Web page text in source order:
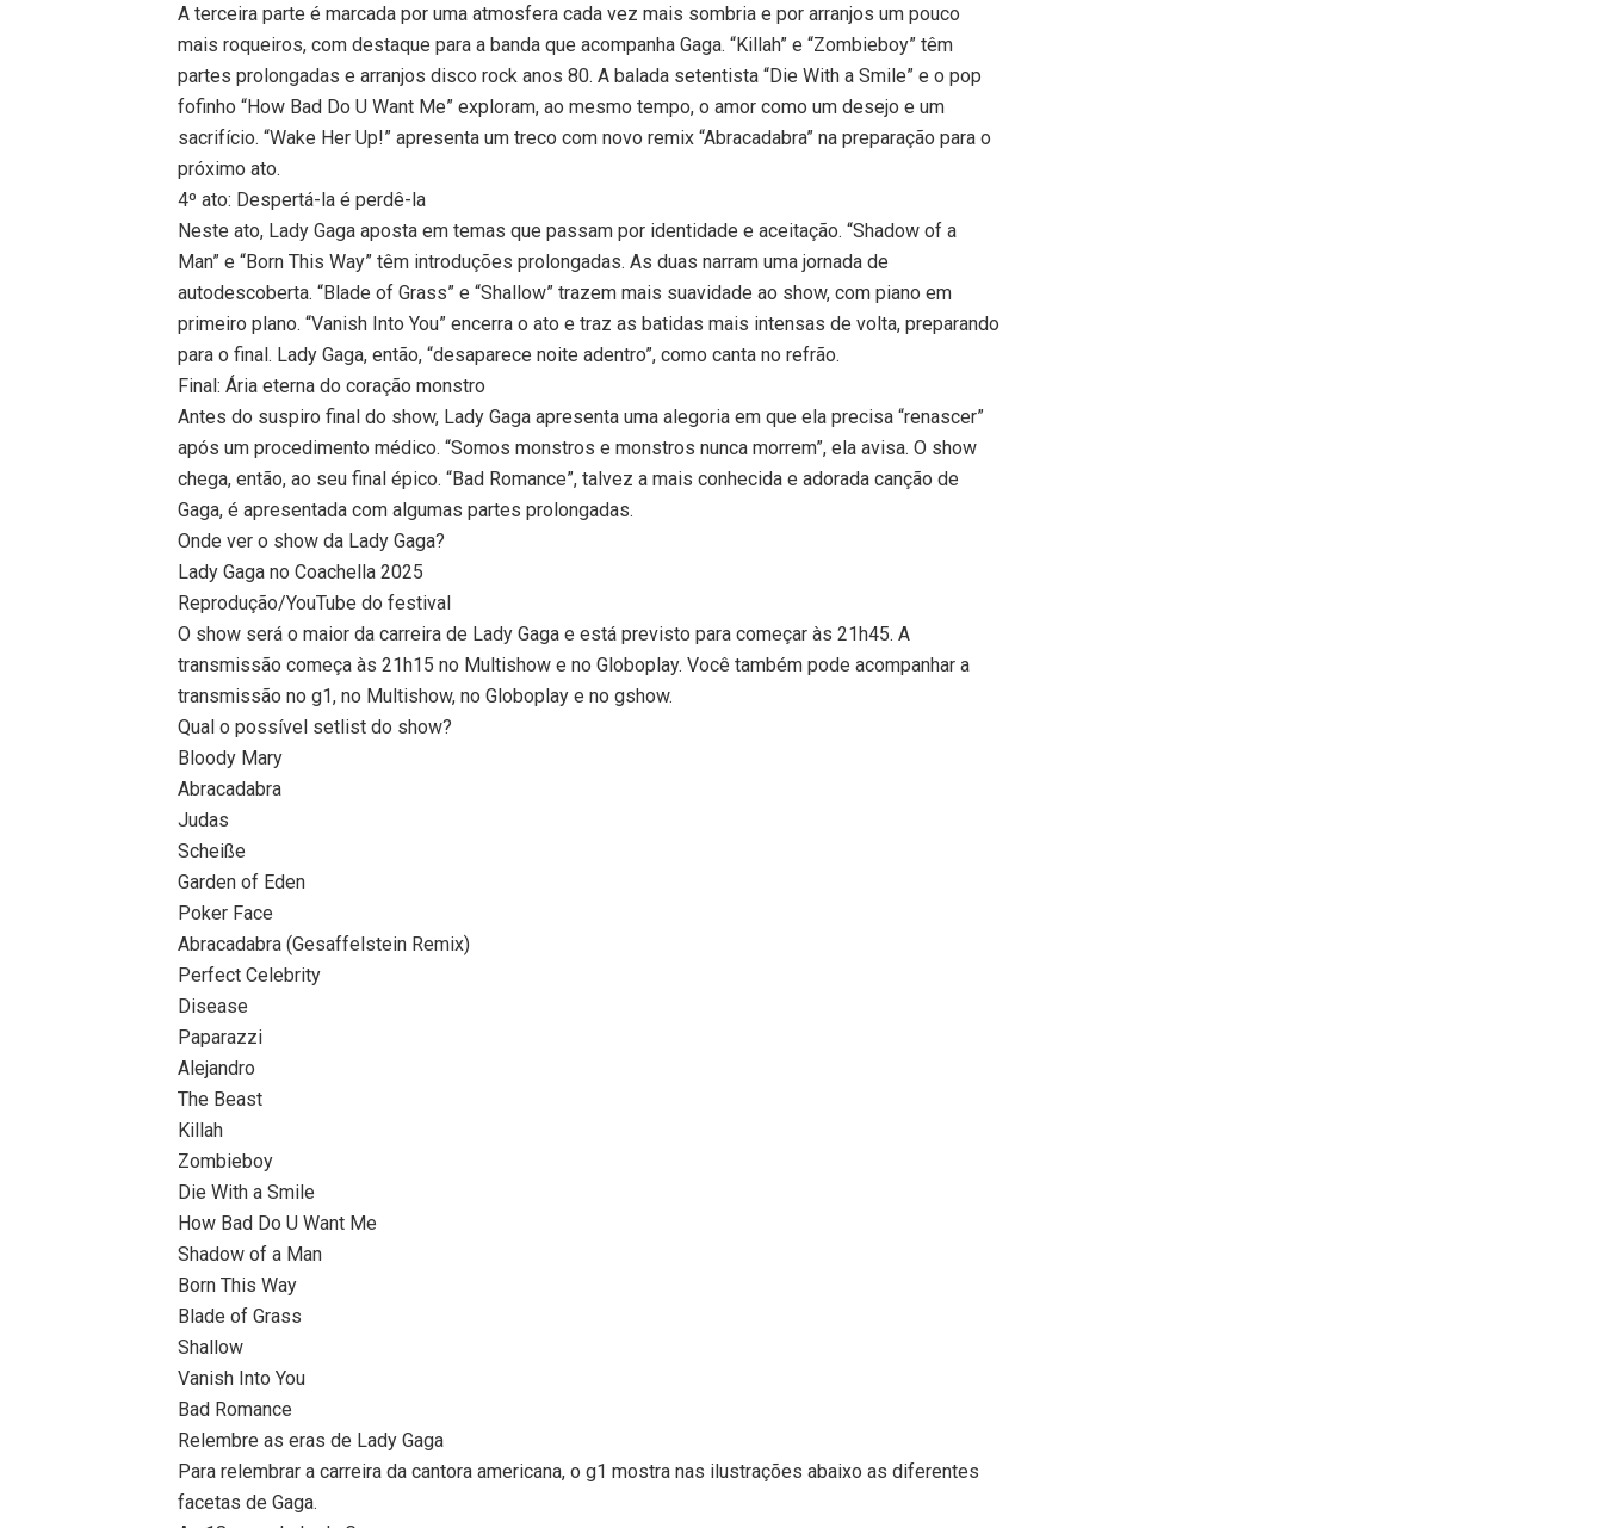
A terceira parte é marcada por uma atmosfera cada vez mais sombria e por arranjos um pouco
mais roqueiros, com destaque para a banda que acompanha Gaga. “Killah” e “Zombieboy” têm
partes prolongadas e arranjos disco rock anos 80. A balada setentista “Die With a Smile” e o pop
fofinho “How Bad Do U Want Me” exploram, ao mesmo tempo, o amor como um desejo e um
sacrifício. “Wake Her Up!” apresenta um treco com novo remix “Abracadabra” na preparação para o
próximo ato.
4º ato: Despertá-la é perdê-la
Neste ato, Lady Gaga aposta em temas que passam por identidade e aceitação. “Shadow of a
Man” e “Born This Way” têm introduções prolongadas. As duas narram uma jornada de
autodescoberta. “Blade of Grass” e “Shallow” trazem mais suavidade ao show, com piano em
primeiro plano. “Vanish Into You” encerra o ato e traz as batidas mais intensas de volta, preparando
para o final. Lady Gaga, então, “desaparece noite adentro”, como canta no refrão.
Final: Ária eterna do coração monstro
Antes do suspiro final do show, Lady Gaga apresenta uma alegoria em que ela precisa “renascer”
após um procedimento médico. “Somos monstros e monstros nunca morrem”, ela avisa. O show
chega, então, ao seu final épico. “Bad Romance”, talvez a mais conhecida e adorada canção de
Gaga, é apresentada com algumas partes prolongadas.
Onde ver o show da Lady Gaga?
Lady Gaga no Coachella 2025
Reprodução/YouTube do festival
O show será o maior da carreira de Lady Gaga e está previsto para começar às 21h45. A
transmissão começa às 21h15 no Multishow e no Globoplay. Você também pode acompanhar a
transmissão no g1, no Multishow, no Globoplay e no gshow.
Qual o possível setlist do show?
Bloody Mary
Abracadabra
Judas
Scheiße
Garden of Eden
Poker Face
Abracadabra (Gesaffelstein Remix)
Perfect Celebrity
Disease
Paparazzi
Alejandro
The Beast
Killah
Zombieboy
Die With a Smile
How Bad Do U Want Me
Shadow of a Man
Born This Way
Blade of Grass
Shallow
Vanish Into You
Bad Romance
Relembre as eras de Lady Gaga
Para relembrar a carreira da cantora americana, o g1 mostra nas ilustrações abaixo as diferentes
facetas de Gaga.